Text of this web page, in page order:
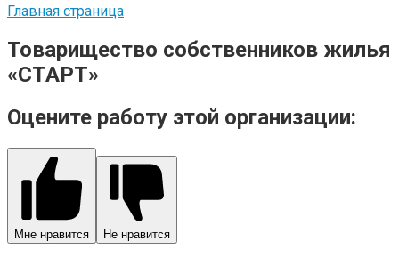
Главная страница
Товарищество собственников жилья
«СТАРТ»
Оцените работу этой организации:
Мне нравится Не нравится